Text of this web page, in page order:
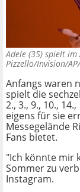
Adele (35) spielt
Pizzello/Invision/
Anfangs waren
spielt die
2., 3., 9., 10.,
eigens für sie
Messegelände
Fans bietet.
"Ich könnte mir
Sommer zu
Instagram.